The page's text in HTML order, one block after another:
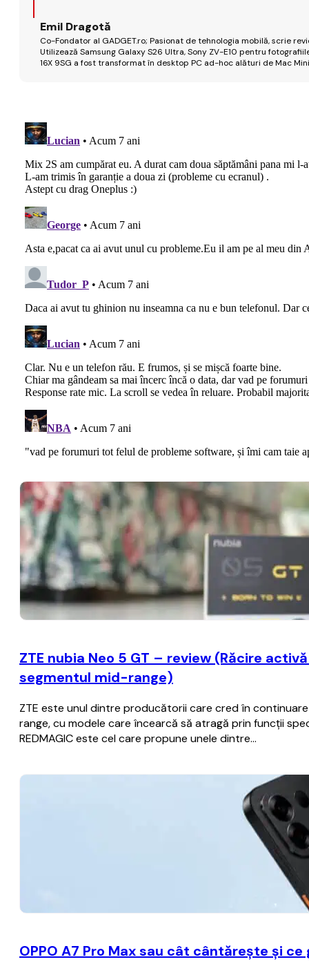
Emil Dragotă
Co-Fondator al GADGET.ro; Pasionat de tehnologia mobilă, scrie
Utilizează Samsung Galaxy S26 Ultra, Sony ZV-E10 pentru
16X 9SG a fost transformat în desktop PC ad-hoc alături de Mac
ZTE nubia Neo 5 GT – review (Răcire
segmentul mid-range)
ZTE este unul dintre producătorii care cred în
range, cu modele care încearcă să atragă prin funcții
REDMAGIC este cel care propune unele dintre…
OPPO A7 Pro Max sau cât cântărește și